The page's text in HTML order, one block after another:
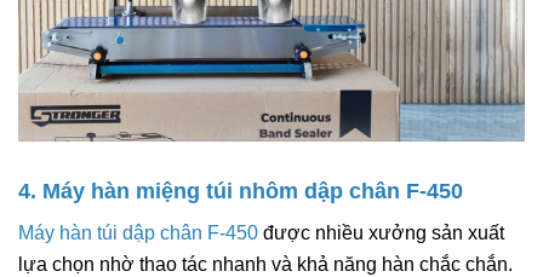
4. Máy hàn miệng túi nhôm dập chân F-450
Máy hàn túi dập chân F-450 được nhiều xưởng sản xuất
lựa chọn nhờ thao tác nhanh và khả năng hàn chắc chắn.